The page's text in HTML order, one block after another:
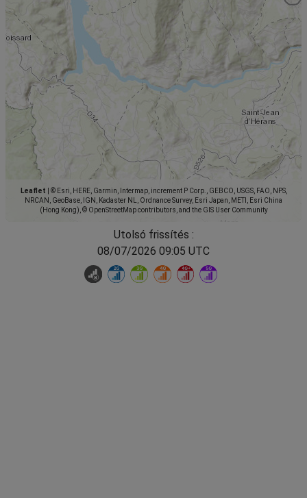
Leaflet
© Esri, HERE, Garmin, Intermap, increment P Corp., GEBCO, USGS, FAO, NPS,
NRCAN, GeoBase, IGN, Kadaster NL, Ordnance Survey, Esri Japan, METI, Esri China
(Hong Kong), © OpenStreetMap contributors, and the GIS User Community
Utolsó frissítés :
08/07/2026 09:05 UTC